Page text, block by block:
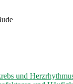
und